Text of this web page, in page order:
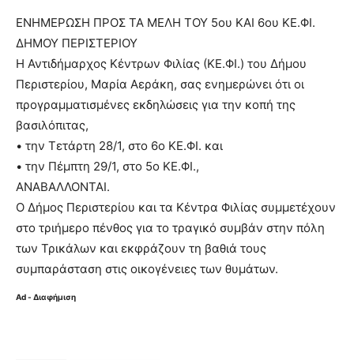
ΕΝΗΜΕΡΩΣΗ ΠΡΟΣ ΤΑ ΜΕΛΗ ΤΟΥ 5ου ΚΑΙ 6ου ΚΕ.ΦΙ.
ΔΗΜΟΥ ΠΕΡΙΣΤΕΡΙΟΥ
Η Αντιδήμαρχος Κέντρων Φιλίας (ΚΕ.ΦΙ.) του Δήμου
Περιστερίου, Μαρία Αεράκη, σας ενημερώνει ότι οι
προγραμματισμένες εκδηλώσεις για την κοπή της
βασιλόπιτας,
• την Τετάρτη 28/1, στο 6ο ΚΕ.ΦΙ. και
• την Πέμπτη 29/1, στο 5ο ΚΕ.ΦΙ.,
ΑΝΑΒΑΛΛΟΝΤΑΙ.
Ο Δήμος Περιστερίου και τα Κέντρα Φιλίας συμμετέχουν
στο τριήμερο πένθος για το τραγικό συμβάν στην πόλη
των Τρικάλων και εκφράζουν τη βαθιά τους
συμπαράσταση στις οικογένειες των θυμάτων.
Ad - Διαφήμιση